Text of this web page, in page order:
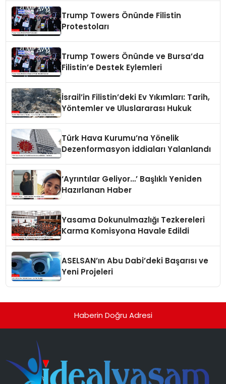
Trump Towers Önünde Filistin
Protestoları
Trump Towers Önünde ve Bursa’da
Filistin’e Destek Eylemleri
İsrail’in Filistin’deki Ev Yıkımları: Tarih,
Yöntemler ve Uluslararası Hukuk
Türk Hava Kurumu’na Yönelik
Dezenformasyon İddiaları Yalanlandı
‘Ayrıntılar Geliyor…’ Başlıklı Yeniden
Hazırlanan Haber
Yasama Dokunulmazlığı Tezkereleri
Karma Komisyona Havale Edildi
ASELSAN’ın Abu Dabi’deki Başarısı ve
Yeni Projeleri
Haberin Doğru Adresi